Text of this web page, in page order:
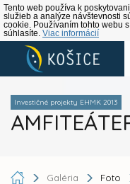
Tento web používa k
služieb a analýze návštevnosti
cookie. Používaním tohto webu
súhlasíte. Viac informácií
Investičné projekty EHMK 2013
Galéria Foto